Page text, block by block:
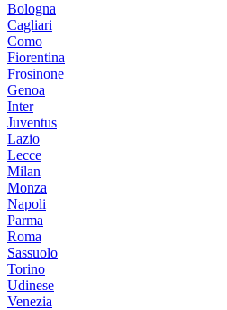
Bologna
Cagliari
Como
Fiorentina
Frosinone
Genoa
Inter
Juventus
Lazio
Lecce
Milan
Monza
Napoli
Parma
Roma
Sassuolo
Torino
Udinese
Venezia